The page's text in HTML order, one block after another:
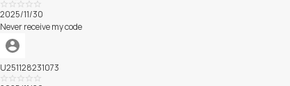
Buruk
2025/11/30
Never receive my code
U251128231073